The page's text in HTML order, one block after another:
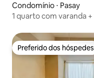
Condomínio ⋅ Pasay
1 quarto com varanda
Preferido dos hóspedes
Preferido dos hóspedes